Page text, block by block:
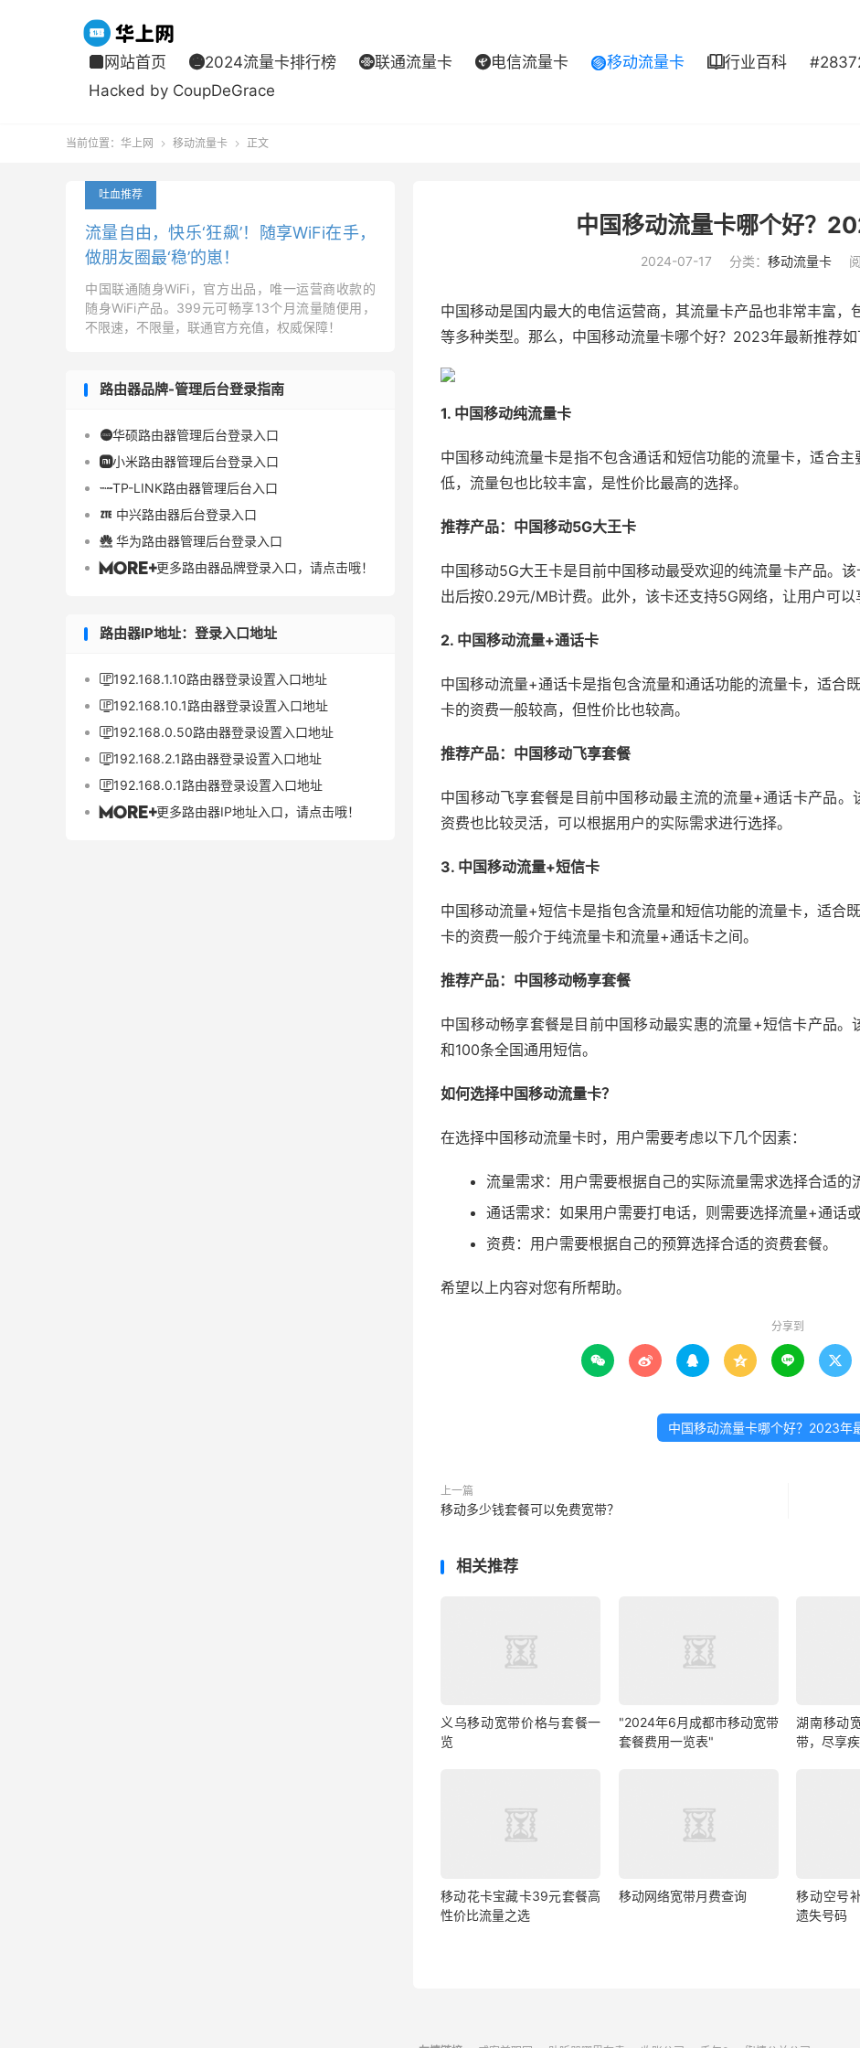
 网站首页 2024流量卡排行榜 联通流量卡 电信流量卡 移动流量卡 行业百科
Hacked by CoupDeGrace
当前位置： 华上网  移动流量卡  正文
中国移动流量卡哪个好？
2024-07-17 分类： 移动流量卡
中国移动是国内最大的电信运营商，其流量卡产品也非常丰富
等多种类型。那么，中国移动流量卡哪个好？2023年最新推荐如
1. 中国移动纯流量卡
中国移动纯流量卡是指不包含通话和短信功能的流量卡，适合
低，流量包也比较丰富，是性价比最高的选择。
推荐产品：中国移动5G大王卡
中国移动5G大王卡是目前中国移动最受欢迎的纯流量卡产品。
出后按0.29元/MB计费。此外，该卡还支持5G网络，让用户可以
2. 中国移动流量+通话卡
中国移动流量+通话卡是指包含流量和通话功能的流量卡，适合
卡的资费一般较高，但性价比也较高。
推荐产品：中国移动飞享套餐
中国移动飞享套餐是目前中国移动最主流的流量+通话卡产品。
资费也比较灵活，可以根据用户的实际需求进行选择。
3. 中国移动流量+短信卡
中国移动流量+短信卡是指包含流量和短信功能的流量卡，适合
卡的资费一般介于纯流量卡和流量+通话卡之间。
推荐产品：中国移动畅享套餐
中国移动畅享套餐是目前中国移动最实惠的流量+短信卡产品
和100条全国通用短信。
如何选择中国移动流量卡？
在选择中国移动流量卡时，用户需要考虑以下几个因素：
流量需求：用户需要根据自己的实际流量需求选择合适的
通话需求：如果用户需要打电话，则需要选择流量+通话
资费：用户需要根据自己的预算选择合适的资费套餐。
希望以上内容对您有所帮助。
分享到
     
中国移动流量卡哪个好？2023年
上一篇
移动多少钱套餐可以免费宽带？
相关推荐
义乌移动宽带价格与套餐一
览
"2024年6月成都市移动宽带
套餐费用一览表"
湖南移动
带，尽享
移动花卡宝藏卡39元套餐高
性价比流量之选
移动网络宽带月费查询
移动空号
遗失号码
吐血推荐
流量自由，快乐‘狂飙’！随享WiFi在手，
做朋友圈最‘稳’的崽！
中国联通随身WiFi，官方出品，唯一运营商收款的
随身WiFi产品。399元可畅享13个月流量随便用，
不限速，不限量，联通官方充值，权威保障！
路由器品牌-管理后台登录指南
华硕路由器管理后台登录入口
小米路由器管理后台登录入口
TP-LINK路由器管理后台入口
 中兴路由器后台登录入口
 华为路由器管理后台登录入口
更多路由器品牌登录入口，请点击哦！
路由器IP地址：登录入口地址
192.168.1.10路由器登录设置入口地址
192.168.10.1路由器登录设置入口地址
192.168.0.50路由器登录设置入口地址
192.168.2.1路由器登录设置入口地址
192.168.0.1路由器登录设置入口地址
更多路由器IP地址入口，请点击哦！